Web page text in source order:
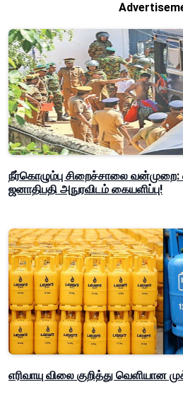
நீர்கொழும்பு சிறைச்சாலை
ஜனாதிபதி அநுரவிடம் கையளிப்பு!
எரிவாயு விலை குறித்து வெளியான